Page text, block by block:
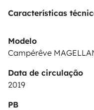
Características
Modelo
Campérêve
Data de circulação
2019
PB